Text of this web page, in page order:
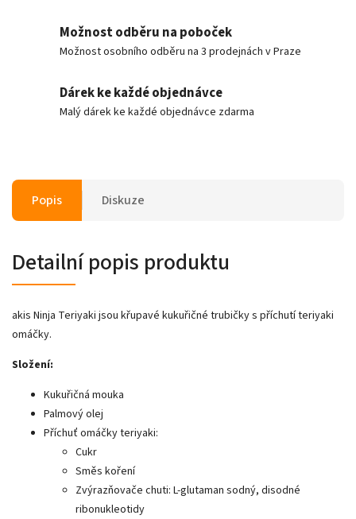
Možnost odběru na poboček
Možnost osobního odběru na 3 prodejnách v Praze
Dárek ke každé objednávce
Malý dárek ke každé objednávce zdarma
Popis Diskuze
Detailní popis produktu
akis Ninja Teriyaki jsou křupavé kukuřičné trubičky s příchutí teriyaki
omáčky.
Složení:
Kukuřičná mouka
Palmový olej
Příchuť omáčky teriyaki:
Cukr
Směs koření
Zvýrazňovače chuti: L-glutaman sodný, disodné
ribonukleotidy